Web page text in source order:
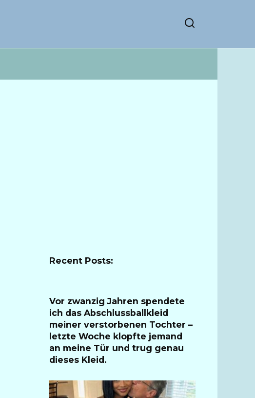
Recent Posts:
Vor zwanzig Jahren spendete
ich das Abschlussballkleid
meiner verstorbenen Tochter –
letzte Woche klopfte jemand
an meine Tür und trug genau
dieses Kleid.